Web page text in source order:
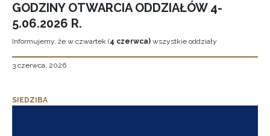
GODZINY OTWARCIA ODDZIAŁÓW 4-
5.06.2026 R.
Informujemy, że w czwartek (4 czerwca) wszystkie oddziały
3 czerwca, 2026
SIEDZIBA